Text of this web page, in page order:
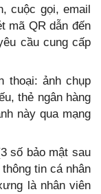
cuộc gọi, email
mã QR dẫn đến
cầu cung cấp
thoại: ảnh chụp
thẻ ngân hàng
này qua mạng
số bảo mật sau
tin cá nhân
là nhân viên